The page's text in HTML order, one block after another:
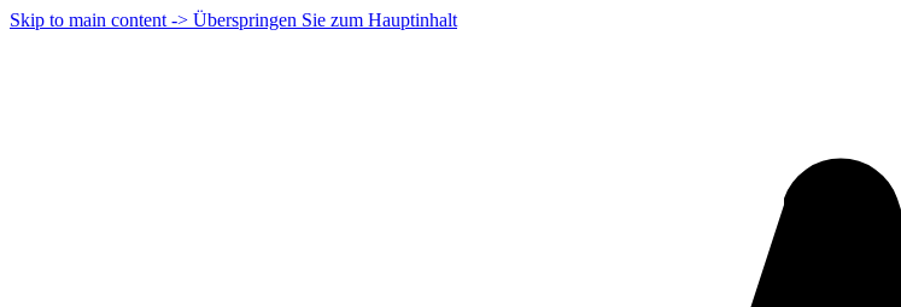
Skip to main content -> Überspringen Sie zum Hauptinhalt